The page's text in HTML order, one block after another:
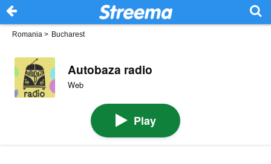
Romania > Bucharest
Autobaza radio
Web
Play